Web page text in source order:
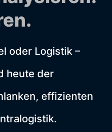
oder Logistik –
heute der
effizienten